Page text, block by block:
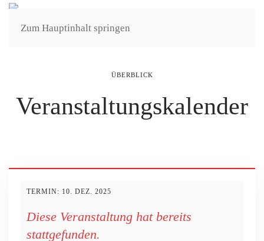
Zum Hauptinhalt springen
ÜBERBLICK
Veranstaltungs­kalender
TERMIN: 10. DEZ. 2025
Diese Veranstaltung hat bereits
stattgefunden.